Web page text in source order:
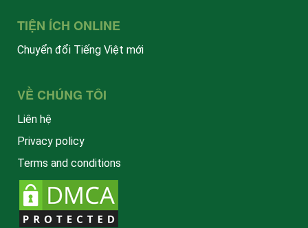
TIỆN ÍCH ONLINE
Chuyển đổi Tiếng Việt mới
VỀ CHÚNG TÔI
Liên hệ
Privacy policy
Terms and conditions